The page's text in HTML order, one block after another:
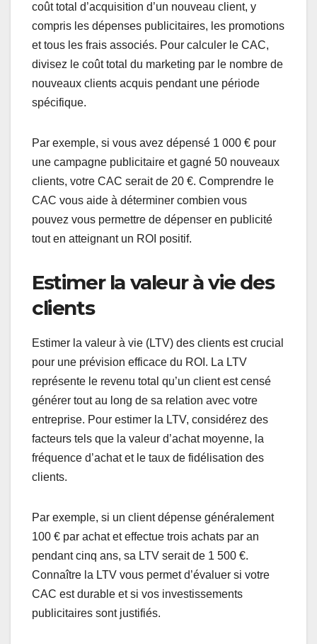
coût total d’acquisition d’un nouveau client, y
compris les dépenses publicitaires, les promotions
et tous les frais associés. Pour calculer le CAC,
divisez le coût total du marketing par le nombre de
nouveaux clients acquis pendant une période
spécifique.
Par exemple, si vous avez dépensé 1 000 € pour
une campagne publicitaire et gagné 50 nouveaux
clients, votre CAC serait de 20 €. Comprendre le
CAC vous aide à déterminer combien vous
pouvez vous permettre de dépenser en publicité
tout en atteignant un ROI positif.
Estimer la valeur à vie des
clients
Estimer la valeur à vie (LTV) des clients est crucial
pour une prévision efficace du ROI. La LTV
représente le revenu total qu’un client est censé
générer tout au long de sa relation avec votre
entreprise. Pour estimer la LTV, considérez des
facteurs tels que la valeur d’achat moyenne, la
fréquence d’achat et le taux de fidélisation des
clients.
Par exemple, si un client dépense généralement
100 € par achat et effectue trois achats par an
pendant cinq ans, sa LTV serait de 1 500 €.
Connaître la LTV vous permet d’évaluer si votre
CAC est durable et si vos investissements
publicitaires sont justifiés.